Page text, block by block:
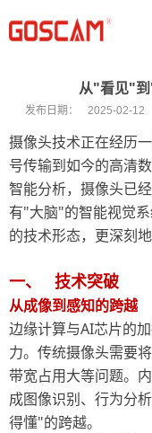
从"看见"
发布日期： 2025-02-12
摄像头技术正在经历
号传输到如今的高清
智能分析，摄像头已
有"大脑"的智能视觉
的技术形态，更深刻
一、 技术突破
从成像到感知的跨越
边缘计算与AI芯片的
力。传统摄像头需要
带宽占用大等问题。
成图像识别、行为分
得懂"的跨越。